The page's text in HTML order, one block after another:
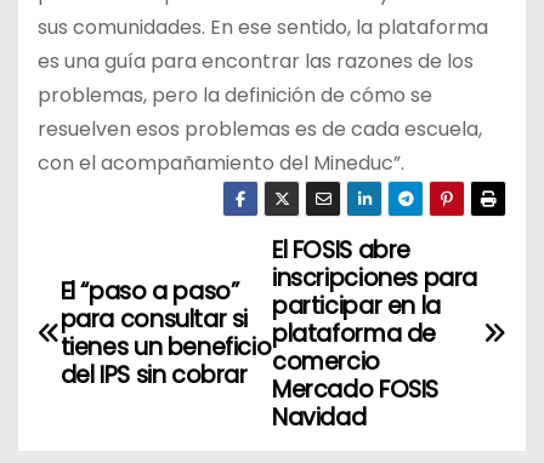
sus comunidades. En ese sentido, la plataforma
es una guía para encontrar las razones de los
problemas, pero la definición de cómo se
resuelven esos problemas es de cada escuela,
con el acompañamiento del Mineduc”.
a
El FOSIS abre
inscripciones para
participar en la
plataforma de
comercio
Mercado FOSIS
Navidad
El “paso a paso”
para consultar si
tienes un beneficio
del IPS sin cobrar